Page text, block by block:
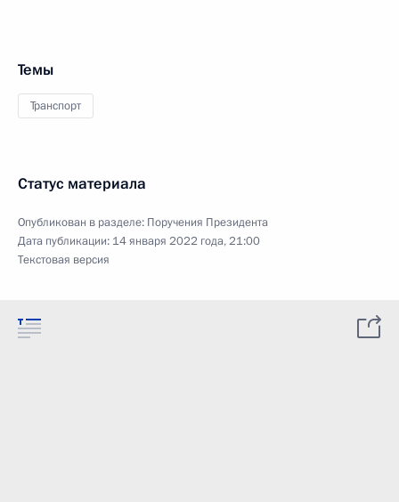
Темы
Транспорт
Статус материала
Опубликован в разделе: Поручения Президента
Дата публикации: 14 января 2022 года, 21:00
Текстовая версия